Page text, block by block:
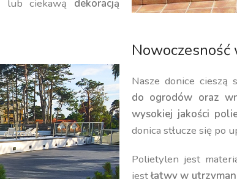
lub ciekawą dekoracją
Nowoczesność
Nasze donice cieszą
do ogrodów oraz
wysokiej jakości
donica stłucze się po
Polietylen jest
jestłatwy w